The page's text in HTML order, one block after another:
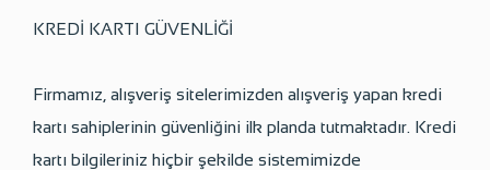
KREDİ KARTI GÜVENLİĞİ
Firmamız, alışveriş sitelerimizden alışveriş yapan kredi
kartı sahiplerinin güvenliğini ilk planda tutmaktadır. Kredi
kartı bilgileriniz hiçbir şekilde sistemimizde